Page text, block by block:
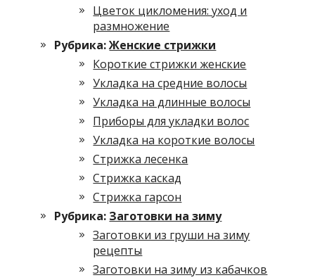
Цветок цикломения: уход и
размножение
Рубрика:Женские стрижки
Короткие стрижки женские
Укладка на средние волосы
Укладка на длинные волосы
Приборы для укладки волос
Укладка на короткие волосы
Стрижка лесенка
Стрижка каскад
Cтрижка гарсон
Рубрика: Заготовки на зиму
Заготовки из груши на зиму
рецепты
Заготовки на зиму из кабачков